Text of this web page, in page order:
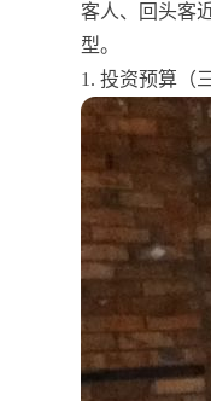
客人、回头客
型。
1. 投资预算（